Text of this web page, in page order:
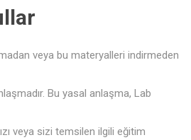
veya bu materyalleri indirmeden
Bu yasal anlaşma, Lab
veya sizi temsilen ilgili eğitim